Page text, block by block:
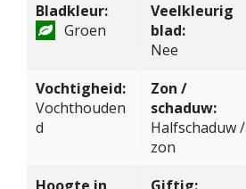
Bladkleur:
Groen
Veelkleurig
blad:
Nee
Vochtigheid:
Vochthouden
d
Zon /
schaduw:
Halfschaduw /
zon